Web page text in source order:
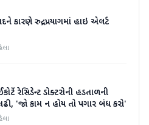
કારણે રુદ્રપ્રયાગમાં હાઇ એલર્ટ
રેસિડેન્ટ ડોક્ટરોની હડતાળની
'જો કામ ન હોય તો પગાર બંધ કરો'